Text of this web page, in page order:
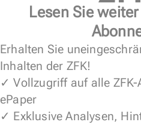
Lesen Sie
Erhalten Sie
Inhalten der ZFK!
✓ Vollzugriff auf alle
ePaper
✓ Exklusive Analysen,